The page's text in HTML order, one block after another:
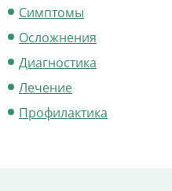
Симптомы
Осложнения
Диагностика
Лечение
Профилактика
Контакты